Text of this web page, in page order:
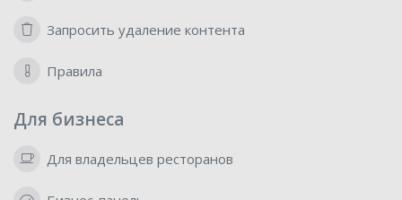
Запросить удаление контента
Правила
Для бизнеса
Для владельцев ресторанов